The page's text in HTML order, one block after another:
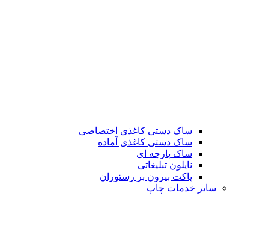
ساک دستی کاغذی اختصاصی
ساک دستی کاغذی آماده
ساک پارچه ای
نایلون تبلیغاتی
پاکت بیرون بر رستوران
سایر خدمات چاپ